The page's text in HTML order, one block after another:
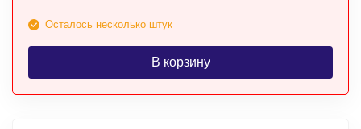
Осталось несколько штук
В корзину